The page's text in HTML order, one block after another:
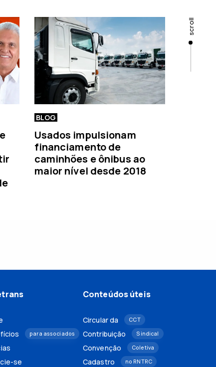
scroll
BLOG
Usados impulsionam
financiamento de
caminhões e ônibus ao
maior nível desde 2018
para associados
se
Conteúdos úteis
Circular da CCT
Contribuição Sindical
Convenção Coletiva
Cadastro no RNTRC